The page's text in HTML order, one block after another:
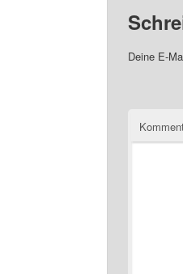
Deine E-